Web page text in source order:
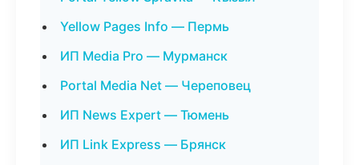
Yellow Pages Info — Пермь
ИП Media Pro — Мурманск
Portal Media Net — Череповец
ИП News Expert — Тюмень
ИП Link Express — Брянск